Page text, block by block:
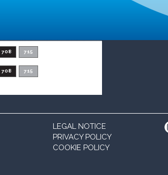
708 715
708 715
LEGAL NOTICE
PRIVACY POLICY
COOKIE POLICY